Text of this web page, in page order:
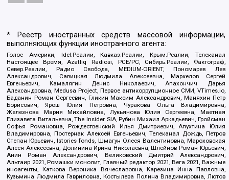
* Реестр иностранных средств массовой информации,
выполняющих функции иностранного агента:
Голос Америки, Idel.Реалии, Кавказ.Реалии, Крым.Реалии, Телеканал
Настоящее Время, Azatliq Radiosi, PCE/PC, Сибирь.Реалии, Фактограф,
Север.Реалии, Радио Свобода, MEDIUM-ORIENT, Пономарев Лев
Александрович, Савицкая Людмила Алексеевна, Маркелов Сергей
Евгеньевич, Камалягин Денис Николаевич, Апахончич Дарья
Александровна, Medusa Project, Первое антикоррупционное СМИ, VTimes.io,
Баданин Роман Сергеевич, Гликин Максим Александрович, Маняхин Петр
Борисович, Ярош Юлия Петровна, Чуракова Ольга Владимировна,
Железнова Мария Михайловна, Лукьянова Юлия Сергеевна, Маетная
Елизавета Витальевна, The Insider SIA, Рубин Михаил Аркадьевич, Гройсман
Софья Романовна, Рождественский Илья Дмитриевич, Апухтина Юлия
Владимировна, Постернак Алексей Евгеньевич, Телеканал Дождь, Петров
Степан Юрьевич, Istories fonds, Шмагун Олеся Валентиновна, Мароховская
Алеся Алексеевна, Долинина Ирина Николаевна, Шлейнов Роман Юрьевич,
Анин Роман Александрович, Великовский Дмитрий Александрович,
Альтаир 2021, Ромашки монолит, Главный редактор 2021, Вега 2021, Важные
иноагенты, Каткова Вероника Вячеславовна, Карезина Инна Павловна,
Кузьмина Людмила Гавриловна, Костылева Полина Владимировна, Лютов